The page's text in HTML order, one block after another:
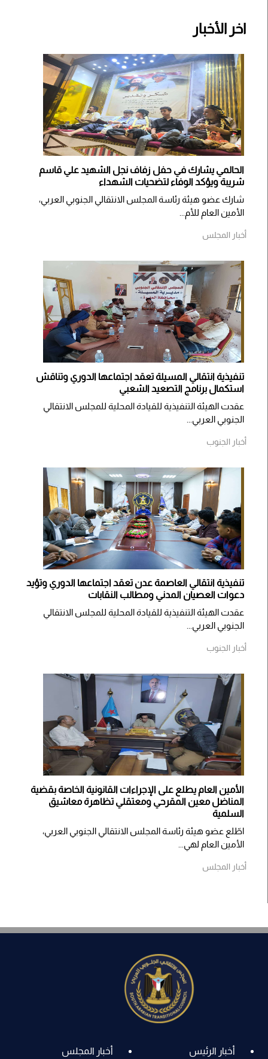
اخر الأخبار
الحالمي يشارك في حفل زفاف نجل الشهيد علي قاسم
شريبة ويؤكد الوفاء لتضحيات الشهداء
شارك عضو هيئة رئاسة المجلس الانتقالي الجنوبي العربي،
الأمين العام للأم...
أخبار المجلس
تنفيذية انتقالي المسيلة تعقد اجتماعها الدوري وتناقش
استكمال برنامج التصعيد الشعبي
عقدت الهيئة التنفيذية للقيادة المحلية للمجلس الانتقالي
الجنوبي العربي...
أخبار الجنوب
تنفيذية انتقالي العاصمة عدن تعقد اجتماعها الدوري وتؤيد
دعوات العصيان المدني ومطالب النقابات
​عقدت الهيئة التنفيذية للقيادة المحلية للمجلس الانتقالي
الجنوبي العربي...
أخبار الجنوب
الأمين العام يطلع على الإجراءات القانونية الخاصة بقضية
المناضل معين المقرحي ومعتقلي تظاهرة معاشيق
السلمية
اطّلع عضو هيئة رئاسة المجلس الانتقالي الجنوبي العربي،
الأمين العام لهي...
أخبار المجلس
أخبار الرئيس أخبار المجلس